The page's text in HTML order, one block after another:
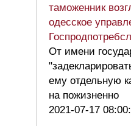
таможенник
одесское
От имени
ему отдельную
на пожизненно
2021-07-17